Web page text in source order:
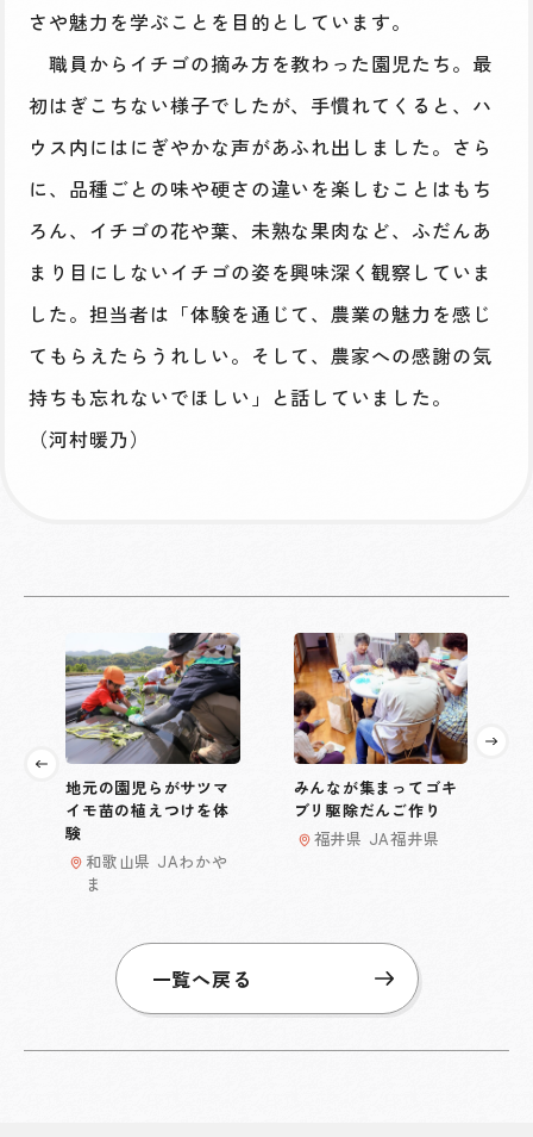
さや魅力を学ぶことを目的としています。
職員からイチゴの摘み方を教わった園児たち。最
初はぎこちない様子でしたが、手慣れてくると、ハ
ウス内にはにぎやかな声があふれ出しました。さら
に、品種ごとの味や硬さの違いを楽しむことはもち
ろん、イチゴの花や葉、未熟な果肉など、ふだんあ
まり目にしないイチゴの姿を興味深く観察していま
した。担当者は「体験を通じて、農業の魅力を感じ
てもらえたらうれしい。そして、農家への感謝の気
持ちも忘れないでほしい」と話していました。
（河村暖乃）
地元の園児らがサツマ
イモ苗の植えつけを体
験
和歌山県 JAわかや
ま
みんなが集まってゴキ
ブリ駆除だんご作り
福井県 JA福井県
一覧へ戻る